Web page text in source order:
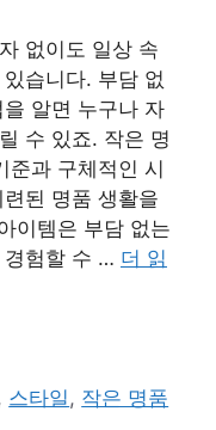
없이도 일상 속
습니다. 부담 없
알면 누구나 자
수 있죠. 작은 명
준과 구체적인 시
된 명품 생활을
이템은 부담 없는
경험할 수 … 더 읽
, 스타일 , 작은 명품